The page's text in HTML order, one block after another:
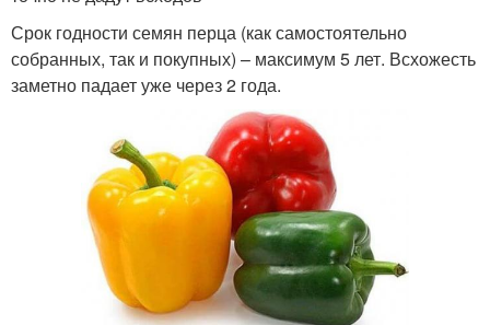
Срок годности семян перца (как самостоятельно
собранных, так и покупных) – максимум 5 лет. Всхожесть
заметно падает уже через 2 года.